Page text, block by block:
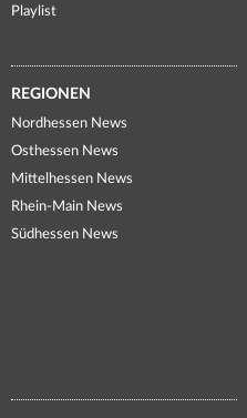
Playlist
REGIONEN
Nordhessen News
Osthessen News
Mittelhessen News
Rhein-Main News
Südhessen News